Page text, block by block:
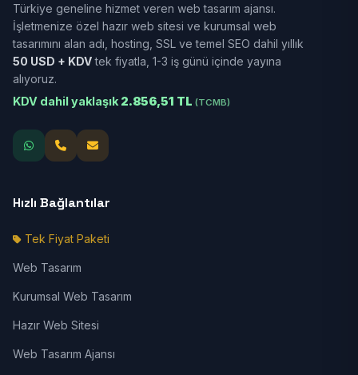
Türkiye geneline hizmet veren web tasarım ajansı.
İşletmenize özel hazır web sitesi ve kurumsal web
tasarımını alan adı, hosting, SSL ve temel SEO dahil yıllık
50 USD + KDVtek fiyatla, 1-3 iş günü içinde yayına
alıyoruz.
KDV dahil yaklaşık 2.856,51 TL (TCMB)
Hızlı Bağlantılar
Tek Fiyat Paketi
Web Tasarım
Kurumsal Web Tasarım
Hazır Web Sitesi
Web Tasarım Ajansı